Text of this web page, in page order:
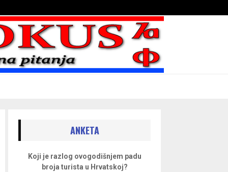
ANKETA
Koji je razlog ovogodišnjem padu
broja turista u Hrvatskoj?